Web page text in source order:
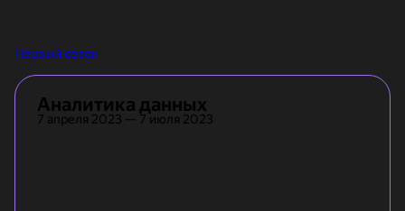
Первый сезон
Аналитика данных
7 апреля 2023 — 7 июля 2023